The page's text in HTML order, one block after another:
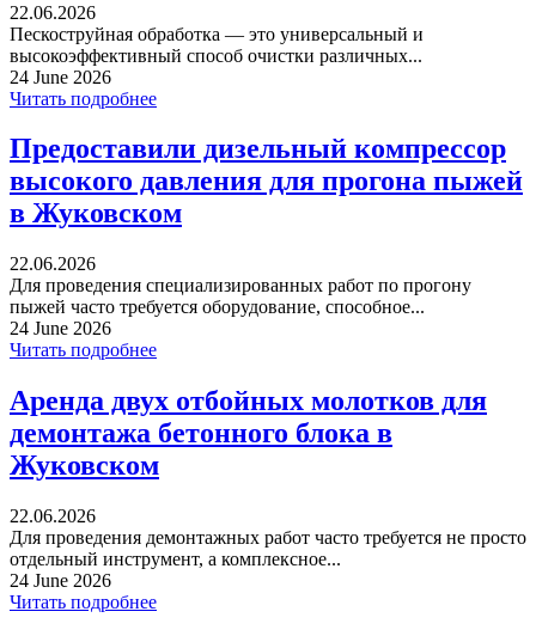
22.06.2026
Пескоструйная обработка — это универсальный и
высокоэффективный способ очистки различных...
24 June 2026
Читать подробнее
Предоставили дизельный компрессор
высокого давления для прогона пыжей
в Жуковском
22.06.2026
Для проведения специализированных работ по прогону
пыжей часто требуется оборудование, способное...
24 June 2026
Читать подробнее
Аренда двух отбойных молотков для
демонтажа бетонного блока в
Жуковском
22.06.2026
Для проведения демонтажных работ часто требуется не просто
отдельный инструмент, а комплексное...
24 June 2026
Читать подробнее